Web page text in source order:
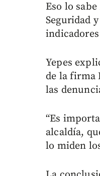
Eso lo sabe
Seguridad
Yepes
de la firma
las
“Es
alcaldía,
lo miden